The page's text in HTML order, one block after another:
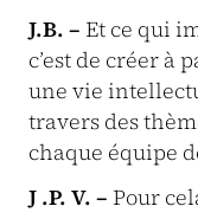
J.B. – Et ce qui
c’est de créer à
une vie
travers des
chaque équipe
J .P. V. – Pour